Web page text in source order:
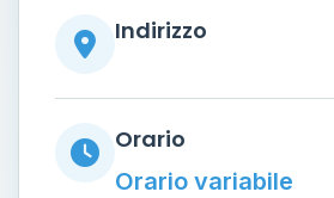
Indirizzo
Orario
Orario variabile